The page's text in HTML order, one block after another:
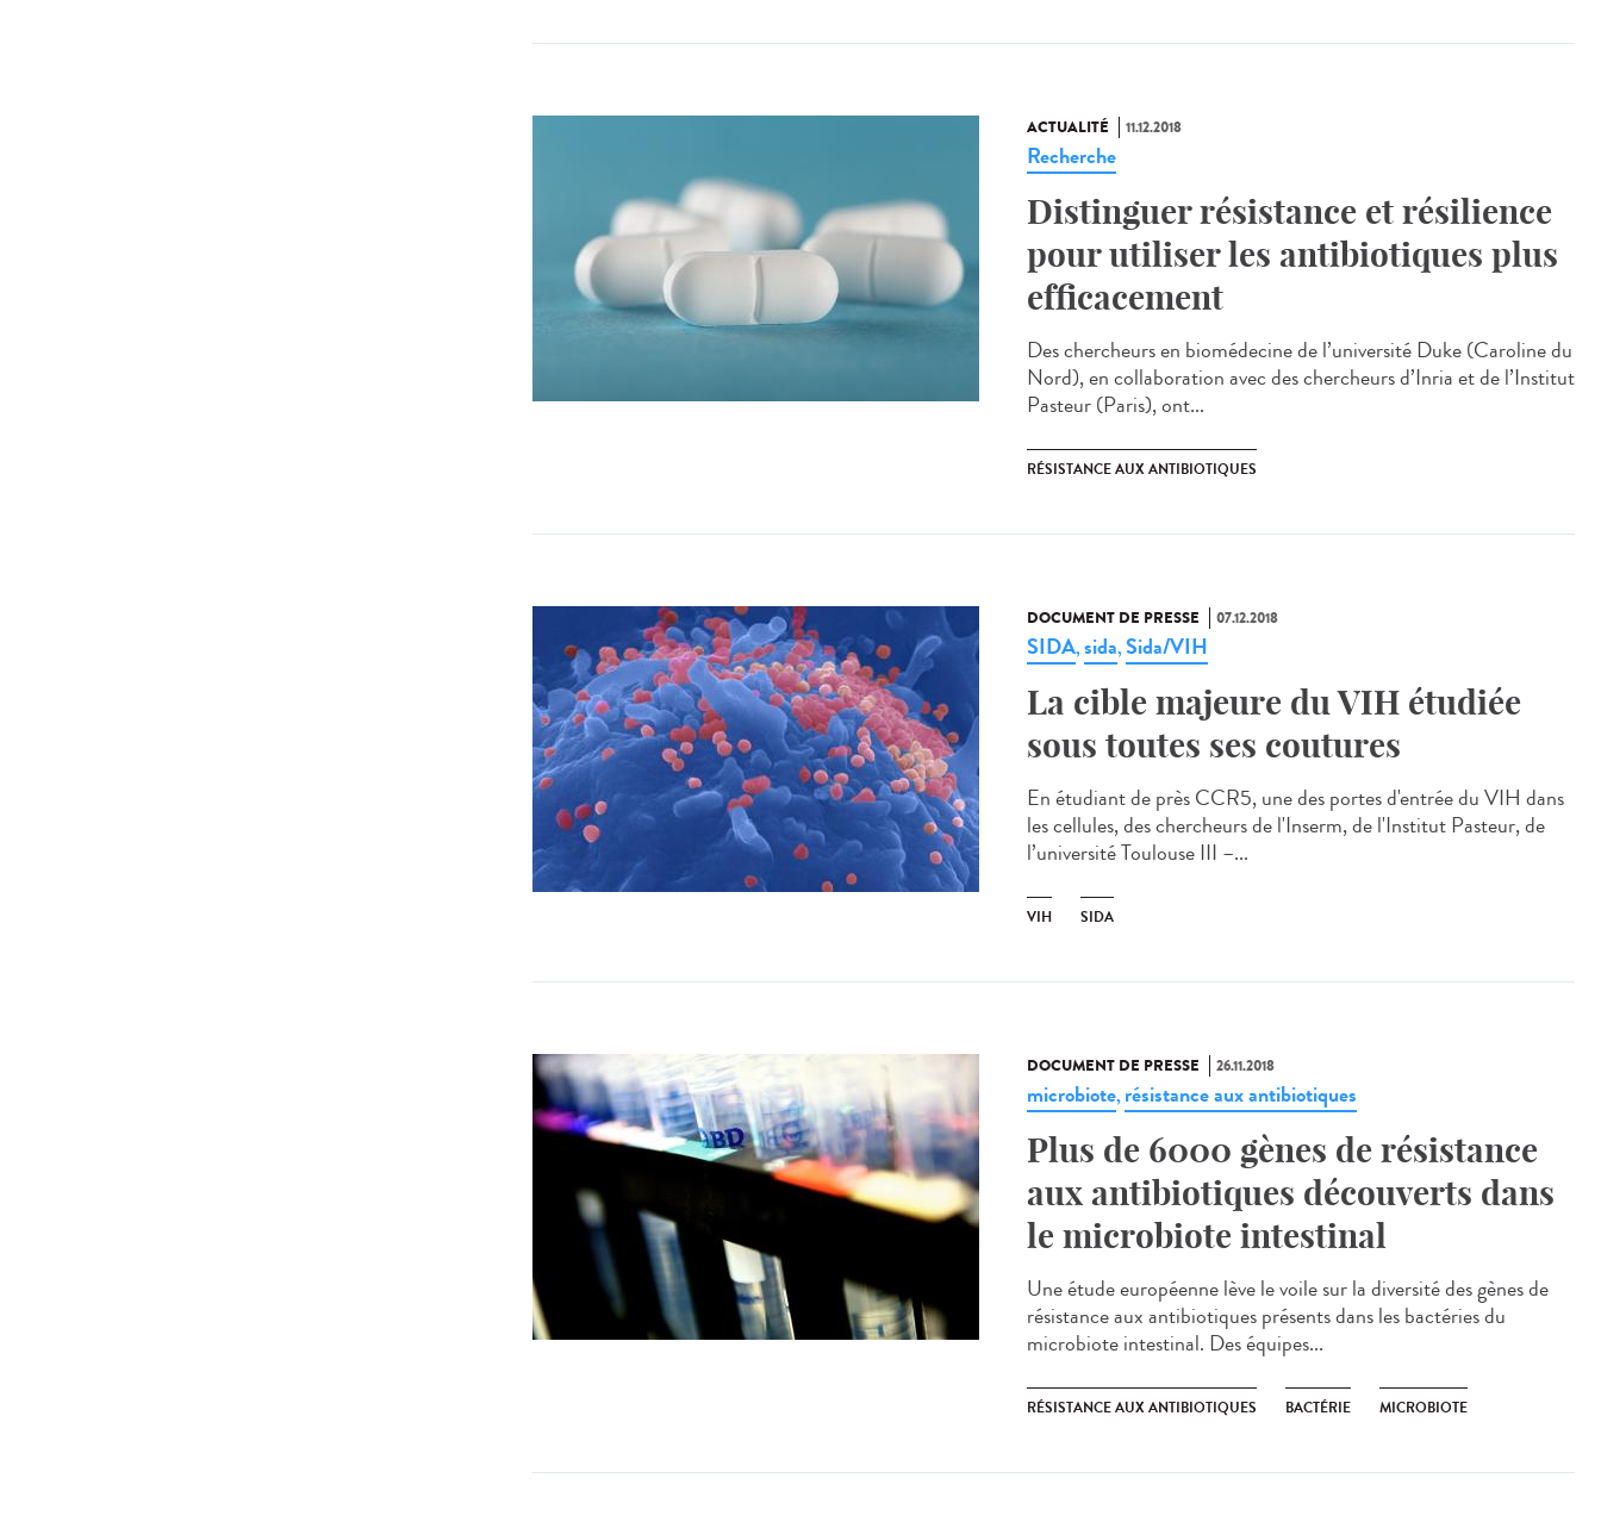
ACTUALITÉ 11.12.2018
Recherche
Distinguer résistance et résilience
pour utiliser les antibiotiques plus
efficacement
Des chercheurs en biomédecine de l’université Duke (Caroline du
Nord), en collaboration avec des chercheurs d’Inria et de l’Institut
Pasteur (Paris), ont...
RÉSISTANCE AUX ANTIBIOTIQUES
DOCUMENT DE PRESSE 07.12.2018
SIDA,sida,Sida/VIH
La cible majeure du VIH étudiée
sous toutes ses coutures
En étudiant de près CCR5, une des portes d'entrée du VIH dans
les cellules, des chercheurs de l'Inserm, de l'Institut Pasteur, de
l’université Toulouse III –...
VIH SIDA
DOCUMENT DE PRESSE 26.11.2018
microbiote, résistance aux antibiotiques
Plus de 6000 gènes de résistance
aux antibiotiques découverts dans
le microbiote intestinal
Une étude européenne lève le voile sur la diversité des gènes de
résistance aux antibiotiques présents dans les bactéries du
microbiote intestinal. Des équipes...
RÉSISTANCE AUX ANTIBIOTIQUES BACTÉRIE MICROBIOTE